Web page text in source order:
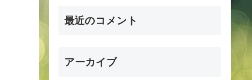
最近のコメント
アーカイブ